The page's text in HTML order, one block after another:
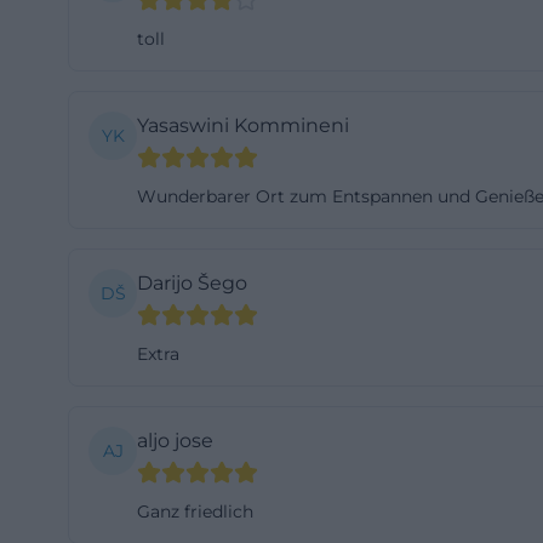
an der der
toll
YK Yasaswini Kommineni
Wunderbarer Ort zum Entspannen und
DŠ Darijo Šego
Extra
AJ aljo jose
Ganz friedlich